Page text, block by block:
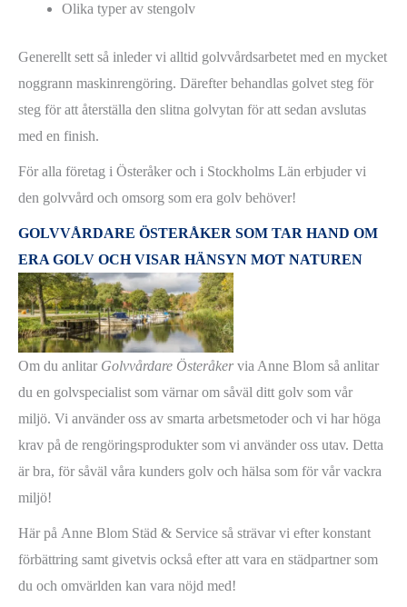
Olika typer av stengolv
Generellt sett så inleder vi alltid golvvårdsarbetet med en mycket
noggrann maskinrengöring. Därefter behandlas golvet steg för
steg för att återställa den slitna golvytan för att sedan avslutas
med en finish.
För alla företag i Österåker och i Stockholms Län erbjuder vi
den golvvård och omsorg som era golv behöver!
GOLVVÅRDARE ÖSTERÅKER SOM TAR HAND OM
ERA GOLV OCH VISAR HÄNSYN MOT NATUREN
Om du anlitar Golvvårdare Österåkervia Anne Blom så anlitar
du en golvspecialist som värnar om såväl ditt golv som vår
miljö. Vi använder oss av smarta arbetsmetoder och vi har höga
krav på de rengöringsprodukter som vi använder oss utav. Detta
är bra, för såväl våra kunders golv och hälsa som för vår vackra
miljö!
Här på Anne Blom Städ & Service så strävar vi efter konstant
förbättring samt givetvis också efter att vara en städpartner som
du och omvärlden kan vara nöjd med!